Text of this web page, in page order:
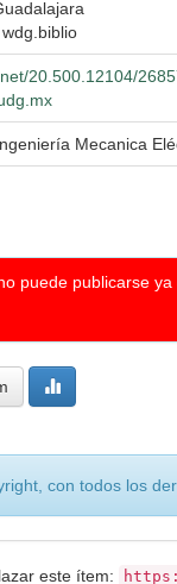
20.500.12104/
Mecanica
puede publicarse
con todos los
este ítem: